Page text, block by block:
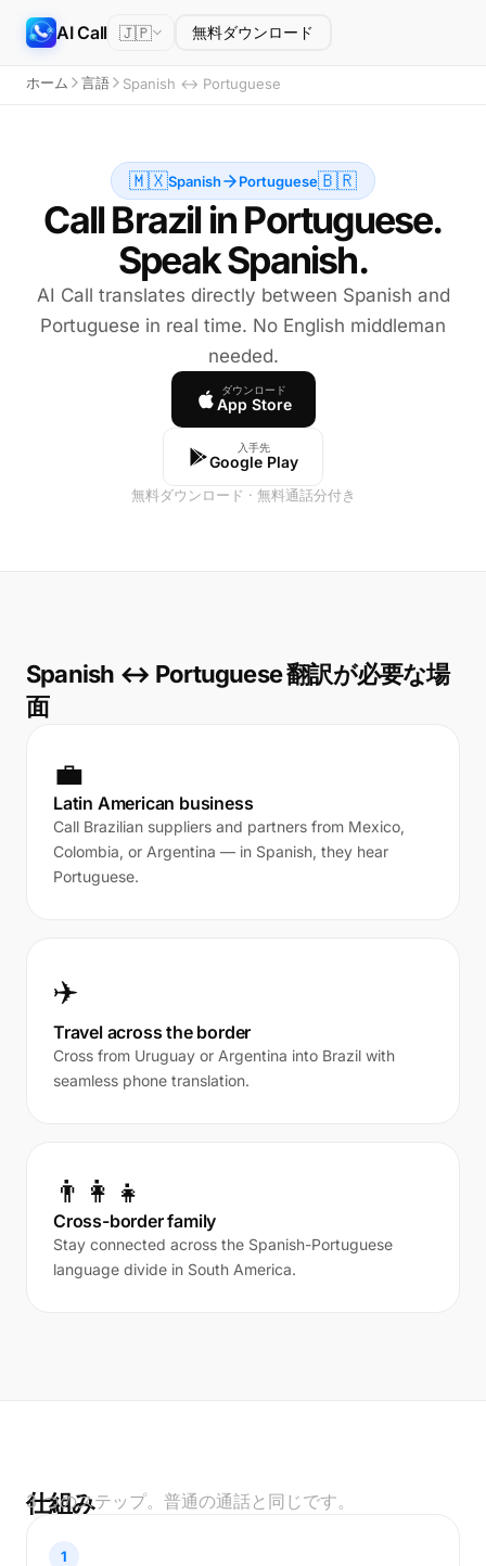
AI Call 🇯🇵 無料ダウンロード
ホーム 言語 Spanish ↔ Portuguese
🇲🇽Spanish Portuguese🇧🇷
Call Brazil in Portuguese.
Speak Spanish.
AI Call translates directly between Spanish and
Portuguese in real time. No English middleman
needed.
ダウンロード
App Store
入手先
Google Play
無料ダウンロード · 無料通話分付き
Spanish ↔ Portuguese 翻訳が必要な場
面
💼
Latin American business
Call Brazilian suppliers and partners from Mexico,
Colombia, or Argentina — in Spanish, they hear
Portuguese.
✈️
Travel across the border
Cross from Uruguay or Argentina into Brazil with
seamless phone translation.
👨‍👩‍👧
Cross-border family
Stay connected across the Spanish-Portuguese
language divide in South America.
仕組み
3 つのステップ。普通の通話と同じです。
1